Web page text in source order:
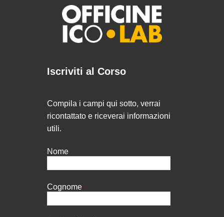
Iscriviti al Corso
Compila i campi qui sotto, verrai
ricontattato e riceverai informazioni
utili.
Nome *
Cognome *